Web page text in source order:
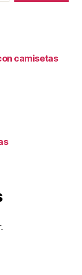
camisetas